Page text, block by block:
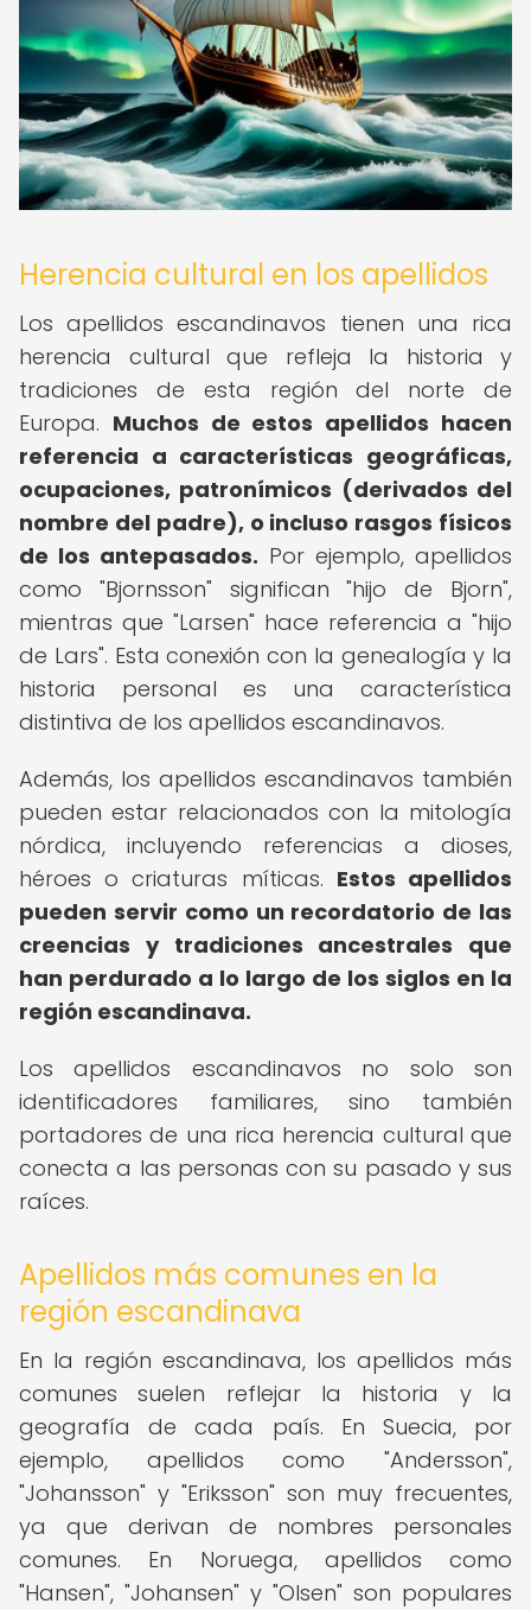
Herencia cultural en los apellidos
Los apellidos escandinavos tienen una rica
herencia cultural que refleja la historia y
tradiciones de esta región del norte de
Europa. Muchos de estos apellidos hacen
referencia a características geográficas,
ocupaciones, patronímicos (derivados del
nombre del padre), o incluso rasgos físicos
de los antepasados. Por ejemplo, apellidos
como "Bjornsson" significan "hijo de Bjorn",
mientras que "Larsen" hace referencia a "hijo
de Lars". Esta conexión con la genealogía y la
historia personal es una característica
distintiva de los apellidos escandinavos.
Además, los apellidos escandinavos también
pueden estar relacionados con la mitología
nórdica, incluyendo referencias a dioses,
héroes o criaturas míticas. Estos apellidos
pueden servir como un recordatorio de las
creencias y tradiciones ancestrales que
han perdurado a lo largo de los siglos en la
región escandinava.
Los apellidos escandinavos no solo son
identificadores familiares, sino también
portadores de una rica herencia cultural que
conecta a las personas con su pasado y sus
raíces.
Apellidos más comunes en la
región escandinava
En la región escandinava, los apellidos más
comunes suelen reflejar la historia y la
geografía de cada país. En Suecia, por
ejemplo, apellidos como "Andersson",
"Johansson" y "Eriksson" son muy frecuentes,
ya que derivan de nombres personales
comunes. En Noruega, apellidos como
"Hansen", "Johansen" y "Olsen" son populares